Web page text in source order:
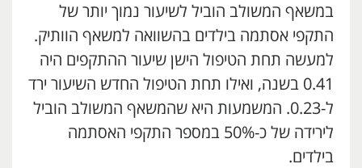
במשאף המשולב הוביל לשיעור נמוך יותר של
התקפי אסתמה בילדים בהשוואה למשאף הוותיק.
למעשה תחת הטיפול הישן שיעור ההתקפים היה
0.41 בשנה, ואילו תחת הטיפול החדש השיעור ירד
ל-0.23. המשמעות היא שהמשאף המשולב הוביל
לירידה של כ-50% במספר התקפי האסתמה
בילדים.